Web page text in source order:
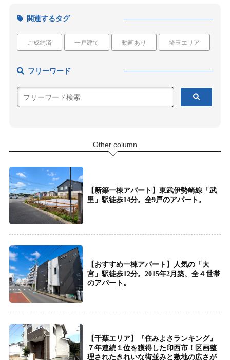
関連するタグ
ご成約済 一戸建て 動画あり 埼玉エリア
フリーワード
Other column
【新築一棟アパート】東武伊勢崎線「武
里」駅徒歩14分。全9戸のアパート。
【おすすめ一棟アパート】人気の「大
宮」駅徒歩12分。2015年2月築、全４世帯
のアパート。
【千葉エリア】『住みよさランキング』
７年連続１位を獲得した印西市！区画整
理されたきれいな街並みと敷地の広さが